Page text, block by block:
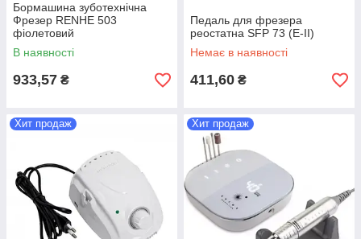
Бормашина зуботехнічна
Фрезер RENHE 503
фіолетовий
В наявності
933,57 ₴
Педаль для фрезера
реостатна SFP 73 (Е-II)
Немає в наявності
411,60 ₴
Хит продаж Хит продаж